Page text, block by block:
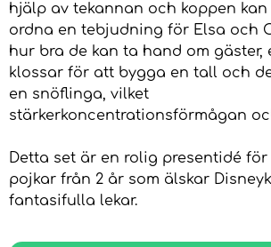
hjälp av tekannan och koppen
ordna en tebjudning för Elsa och
hur bra de kan ta hand om gäster,
klossar för att bygga en tall och
en snöflinga, vilket
stärkerkoncentrationsförmågan
Detta set är en rolig presentidé
pojkar från 2 år som älskar
fantasifulla lekar.